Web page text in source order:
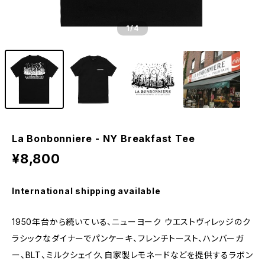
1/4
La Bonbonniere - NY Breakfast Tee
¥8,800
International shipping available
1950年台から続いている、ニューヨーク ウエストヴィレッジのク
ラシックなダイナーでパンケーキ、フレンチトースト、ハンバーガ
ー、BLT、ミルクシェイク、自家製レモネードなどを提供するラボン